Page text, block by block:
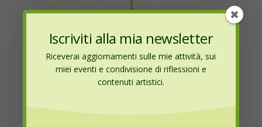
Iscriviti alla mia newsletter
Riceverai aggiornamenti sulle mie attività, sui
miei eventi e condivisione di riflessioni e
contenuti artistici.